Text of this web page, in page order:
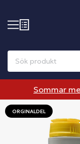
Sommar
ORGINALDEL